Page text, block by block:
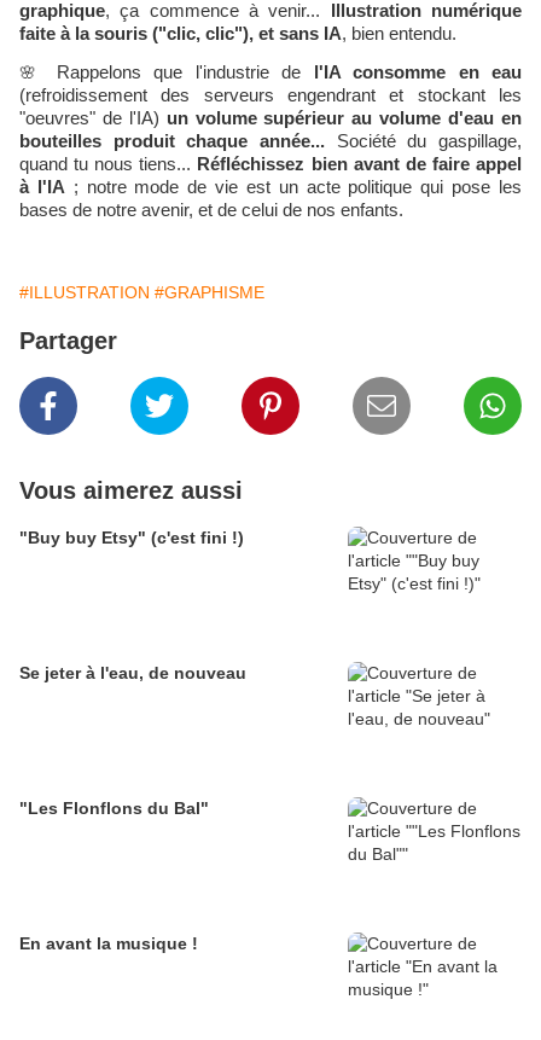
graphique, ça commence à venir...
Illustration numérique
faite à la souris ("clic, clic"), et sans IA, bien entendu.
🌸
Rappelons que l'industrie de l'IA consomme en eau
(refroidissement des serveurs engendrant et stockant les
"oeuvres" de l'IA) un volume supérieur au volume d'eau en
bouteilles produit chaque année... Société du gaspillage,
quand tu nous tiens... Réfléchissez bien avant de faire appel
à l'IA ; notre mode de vie est un acte politique qui pose les
bases de notre avenir, et de celui de nos enfants.
#ILLUSTRATION #GRAPHISME
Partager
Vous aimerez aussi
"Buy buy Etsy" (c'est fini !)
Se jeter à l'eau, de nouveau
"Les Flonflons du Bal"
En avant la musique !